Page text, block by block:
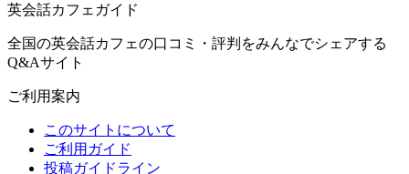
英会話カフェガイド
全国の英会話カフェの口コミ・評判をみんなでシェアする
Q&Aサイト
ご利用案内
このサイトについて
ご利用ガイド
投稿ガイドライン